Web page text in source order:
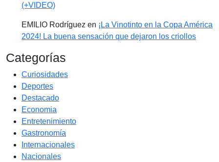
(+VIDEO)
EMILIO Rodríguez en ¡La Vinotinto en la Copa América
2024! La buena sensación que dejaron los criollos
Categorías
Curiosidades
Deportes
Destacado
Economia
Entretenimiento
Gastronomía
Internacionales
Nacionales